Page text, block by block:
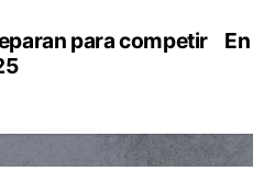
para competir